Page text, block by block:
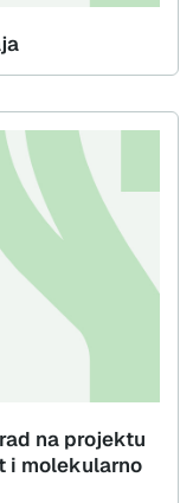
na projektu
i molekularno